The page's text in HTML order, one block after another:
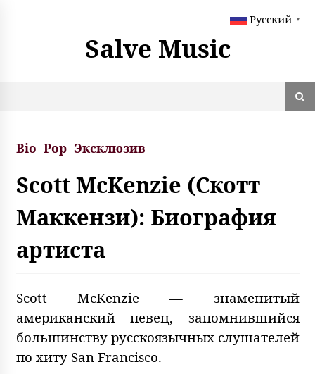
Salve Music
Bio Pop Эксклюзив
Scott McKenzie (Скотт
Маккензи): Биография
артиста
Scott McKenzie — знаменитый
американский певец, запомнившийся
большинству русскоязычных слушателей
по хиту San Francisco.
Русский ▼